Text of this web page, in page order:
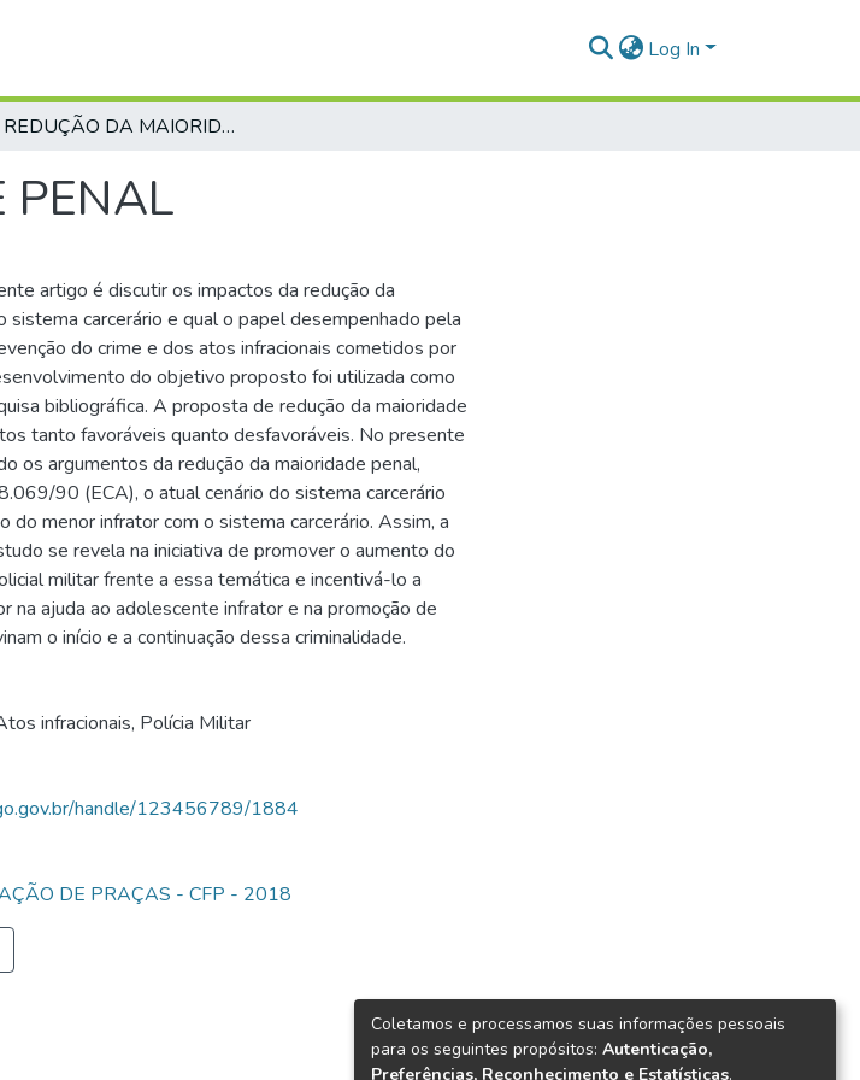
Log In
REDUÇÃO DA MAIORIDADE PENAL
PENAL
artigo é discutir os impactos da redução da
sistema carcerário e qual o papel desempenhado pela
do crime e dos atos infracionais cometidos por
do objetivo proposto foi utilizada como
bibliográfica. A proposta de redução da maioridade
tanto favoráveis quanto desfavoráveis. No presente
os argumentos da redução da maioridade penal,
90 (ECA), o atual cenário do sistema carcerário
do menor infrator com o sistema carcerário. Assim, a
se revela na iniciativa de promover o aumento do
militar frente a essa temática e incentivá-lo a
na ajuda ao adolescente infrator e na promoção de
o início e a continuação dessa criminalidade.
infracionais, Polícia Militar
handle/123456789/1884
DE PRAÇAS - CFP - 2018
Coletamos e processamos suas informações pessoais
para os seguintes propósitos: Autenticação,
Preferências, Reconhecimento e Estatísticas.